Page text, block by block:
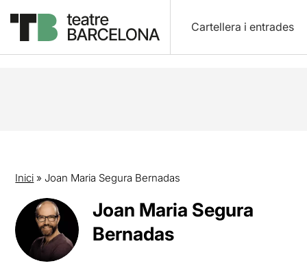
Cartellera i entrades
Inici » Joan Maria Segura Bernadas
Joan Maria Segura
Bernadas